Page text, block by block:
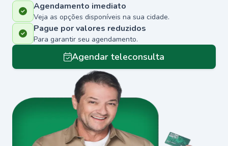
Agendamento imediato
Veja as opções disponíveis na sua cidade.
Pague por valores reduzidos
Para garantir seu agendamento.
Agendar teleconsulta